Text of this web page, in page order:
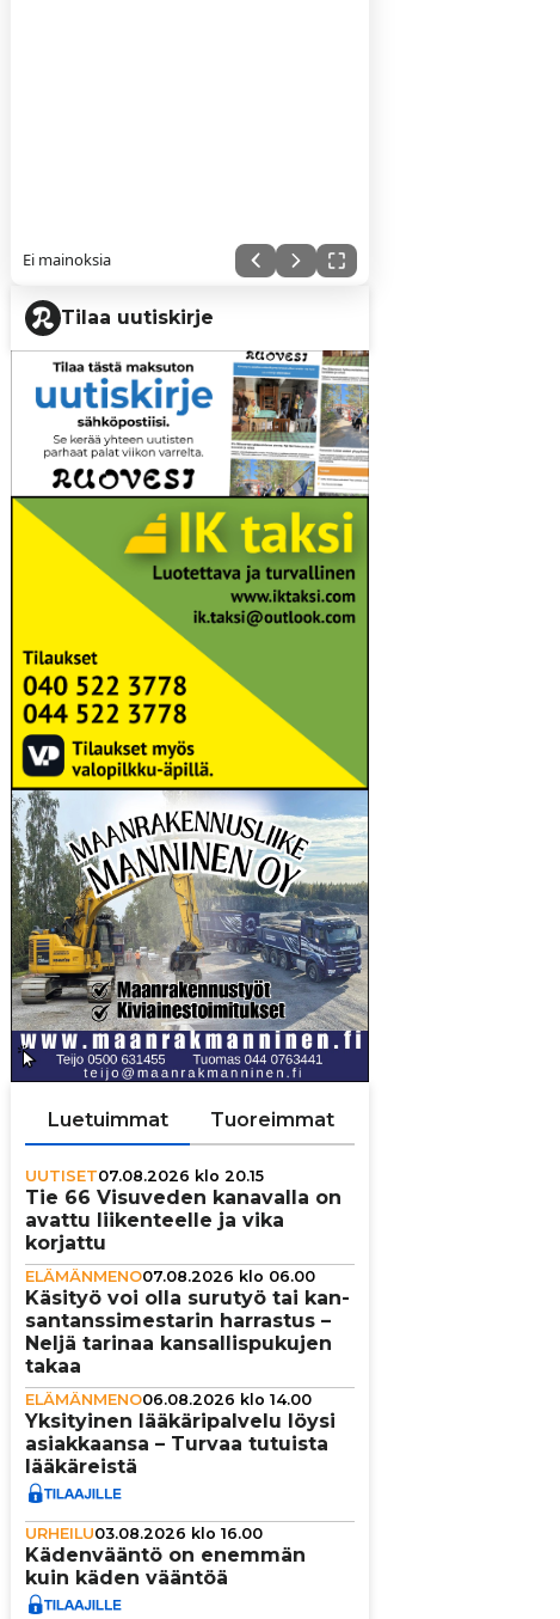
Ei mainoksia
Tilaa uutiskirje
Luetuimmat Tuoreimmat
UUTISET07.08.2026 klo 20.15
Tie 66 Visuveden kanavalla on
avattu lii­ken­teelle ja vika
korjattu
ELÄMÄNMENO07.08.2026 klo 06.00
Käsityö voi olla surutyö tai kan­
san­tans­si­mes­ta­rin harrastus –
Neljä tarinaa kan­sal­lis­pu­ku­jen
takaa
ELÄMÄNMENO06.08.2026 klo 14.00
Yksi­tyi­nen lää­kä­ri­pal­velu löysi
asi­ak­kaansa – Turvaa tutuista
lää­kä­reistä
URHEILU03.08.2026 klo 16.00
Käden­vääntö on enemmän
kuin käden vääntöä